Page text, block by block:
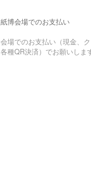
紙博会場でのお支払い
会場でのお支払い（現金、ク
各種QR決済）でお願いしま